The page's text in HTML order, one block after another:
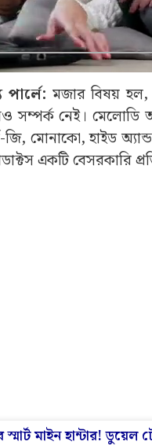
রাখি যে, ২০ মে, অর্থাৎ